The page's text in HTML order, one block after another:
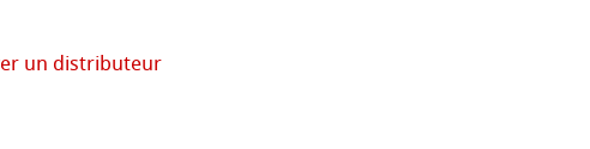
un distributeur